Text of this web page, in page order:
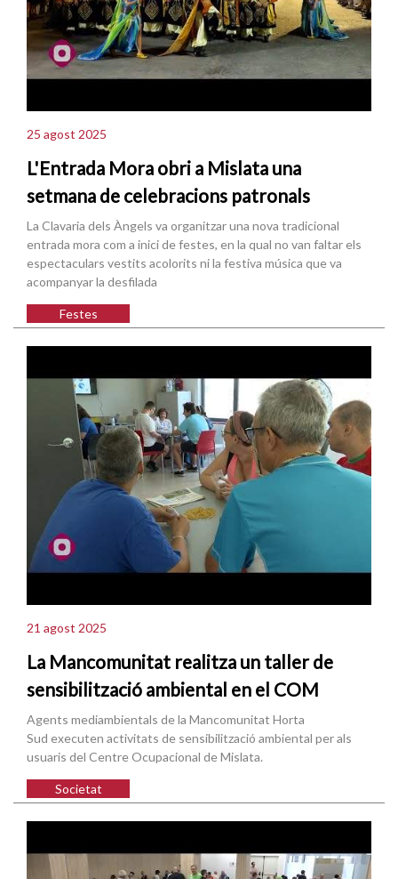
25 agost 2025
L'Entrada Mora obri a Mislata una
setmana de celebracions patronals
La Clavaria dels Àngels va organitzar una nova tradicional
entrada mora com a inici de festes, en la qual no van faltar els
espectaculars vestits acolorits ni la festiva música que va
acompanyar la desfilada
Festes
21 agost 2025
La Mancomunitat realitza un taller de
sensibilització ambiental en el COM
Agents mediambientals de la Mancomunitat Horta
Sud executen activitats de sensibilització ambiental per als
usuaris del Centre Ocupacional de Mislata.
Societat